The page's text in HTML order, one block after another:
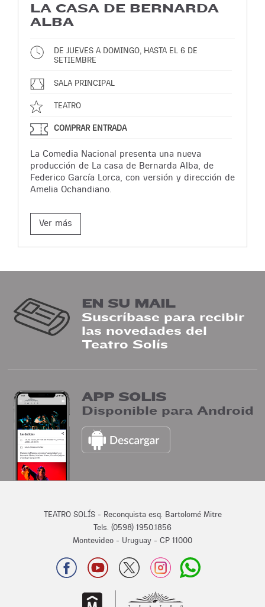
LA CASA DE BERNARDA
ALBA
DE JUEVES A DOMINGO, HASTA EL 6 DE
SETIEMBRE
SALA PRINCIPAL
TEATRO
COMPRAR ENTRADA
La Comedia Nacional presenta una nueva
producción de La casa de Bernarda Alba, de
Federico García Lorca, con versión y dirección de
Amelia Ochandiano.
Ver más
EN SU MAIL
Suscríbase para recibir
las novedades del
Teatro Solís
APP SOLIS
Disponible para Android
TEATRO SOLÍS - Reconquista esq. Bartolomé Mitre
Tels. (0598) 1950.1856
Montevideo - Uruguay - CP 11000